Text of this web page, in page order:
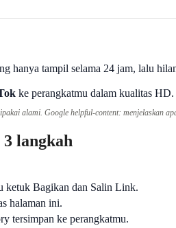
hanya tampil selama 24 jam, lalu
ke perangkatmu dalam kualitas
alami. Google helpful-content: menjelaskan
langkah
ketuk Bagikan dan Salin Link.
halaman ini.
tersimpan ke perangkatmu.